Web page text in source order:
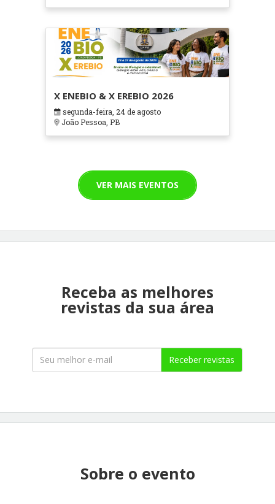
X ENEBIO & X EREBIO 2026
segunda-feira, 24 de agosto
João Pessoa, PB
VER MAIS EVENTOS
Receba as melhores
revistas da sua área
Receber revistas
Sobre o evento